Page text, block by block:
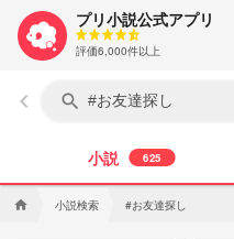
プリ小説公式アプリ
評価6,000件以上
keyboard_arrow_left search
小説 625
home 小説検索 #お友達探し